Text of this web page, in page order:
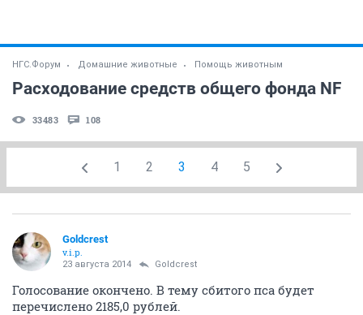
НГС.Форум Домашние животные Помощь животным
Расходование средств общего фонда NF
33483 108
1 2 3 4 5
Goldcrest
v.i.p.
23 августа 2014 Goldcrest
Голосование окончено. В тему сбитого пса будет
перечислено 2185,0 рублей.